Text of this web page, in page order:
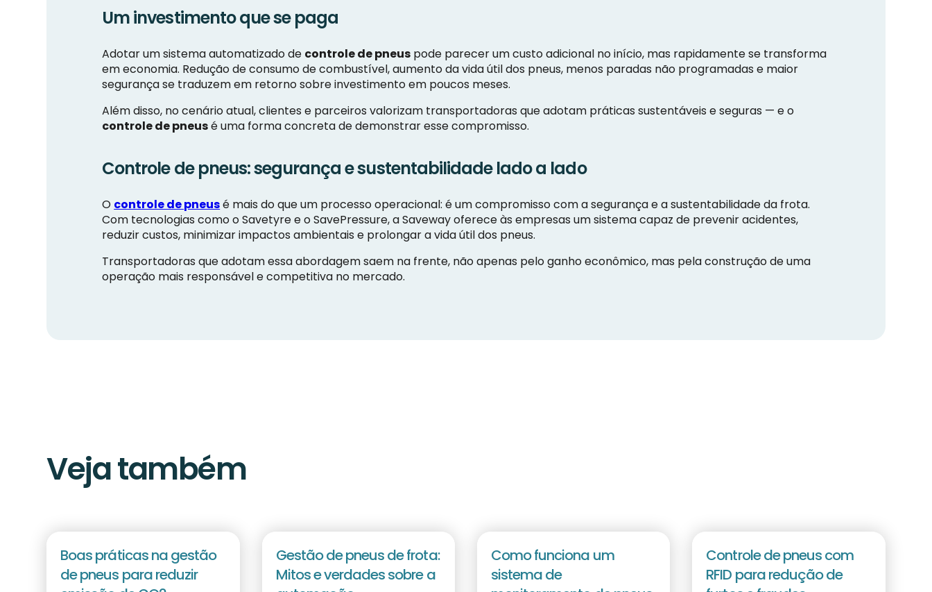
Um investimento que se paga
Adotar um sistema automatizado de controle de pneus pode parecer um custo adicional no início, mas rapidamente se transforma
em economia. Redução de consumo de combustível, aumento da vida útil dos pneus, menos paradas não programadas e maior
segurança se traduzem em retorno sobre investimento em poucos meses.
Além disso, no cenário atual, clientes e parceiros valorizam transportadoras que adotam práticas sustentáveis e seguras — e o
controle de pneusé uma forma concreta de demonstrar esse compromisso.
Controle de pneus: segurança e sustentabilidade lado a lado
O controle de pneusé mais do que um processo operacional: é um compromisso com a segurança e a sustentabilidade da frota.
Com tecnologias como o Savetyre e o SavePressure, a Saveway oferece às empresas um sistema capaz de prevenir acidentes,
reduzir custos, minimizar impactos ambientais e prolongar a vida útil dos pneus.
Transportadoras que adotam essa abordagem saem na frente, não apenas pelo ganho econômico, mas pela construção de uma
operação mais responsável e competitiva no mercado.
Veja também
Boas práticas na gestão
de pneus para reduzir
Gestão de pneus de frota:
Mitos e verdades sobre a
Como funciona um
sistema de
Controle de pneus com
RFID para redução de